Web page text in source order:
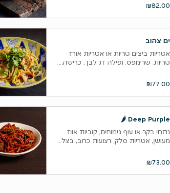
₪82.00
ים צהוב
אטריות ביצים טריות או אטריות אורז
טריות, שרימפס, ופילה דג לבן , כרישה,...
₪77.00
Deep Purple 🌶️
נתחי בקר או עוף נימוחים, קוביות אווז
מעושן, אטריות סלק, רצועות כרוב, בצל...
₪73.00